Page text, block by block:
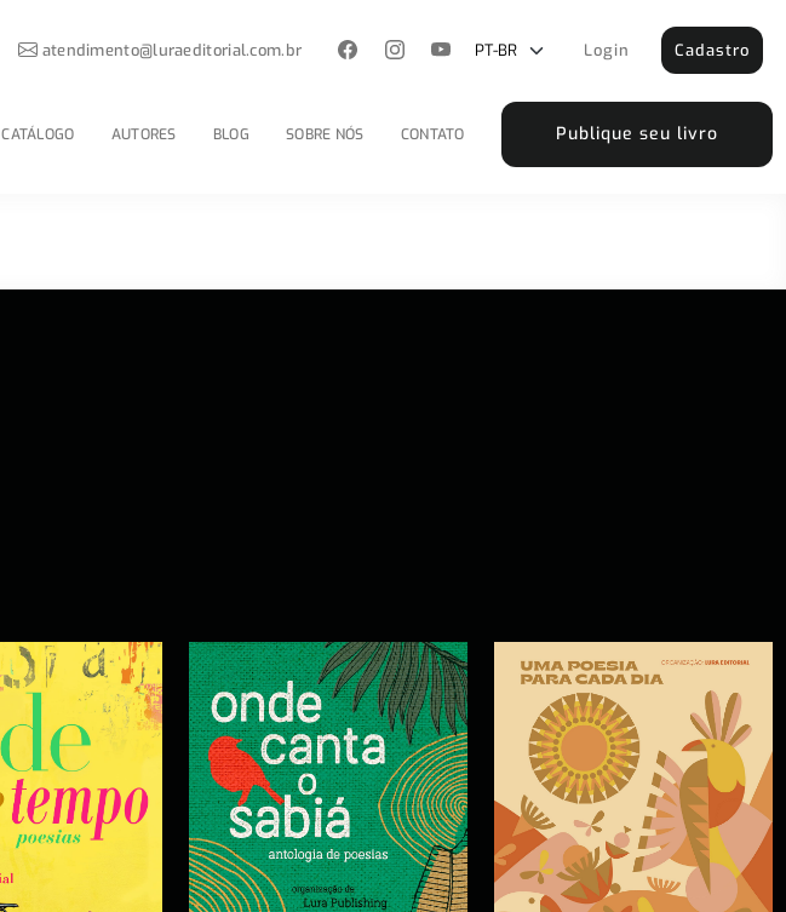
CATÁLOGO AUTORES BLOG SOBRE NÓS CONTATO Publique seu livro
atendimento@luraeditorial.com.br Login Cadastro